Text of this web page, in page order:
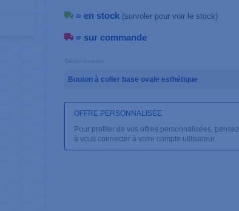
= en stock (survoler pour voir le stock)
= sur commande
Bouton à coller base ovale esthétique
OFFRE PERSONNALISÉE
Pour profiter de vos offres personnalisées, pensez
à vous connecter à votre compte utilisateur.